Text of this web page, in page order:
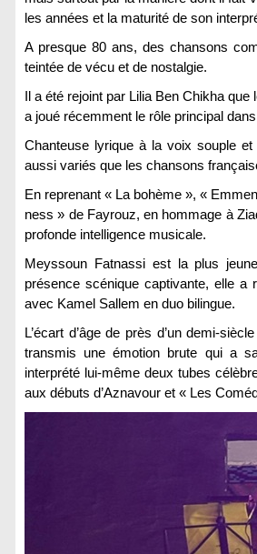
les années et la maturité de son
A presque 80 ans, des chansons
teintée de vécu et de nostalgie.
Il a été rejoint par Lilia Ben Chikha
a joué récemment le rôle principal
Chanteuse lyrique à la voix souple
aussi variés que les chansons
En reprenant « La bohème », «
ness » de Fayrouz, en hommage à
profonde intelligence musicale.
Meyssoun Fatnassi est la plus
présence scénique captivante, elle
avec Kamel Sallem en duo bilingue.
L’écart d’âge de près d’un demi-
transmis une émotion brute qui a
interprété lui-même deux tubes
aux débuts d’Aznavour et « Les